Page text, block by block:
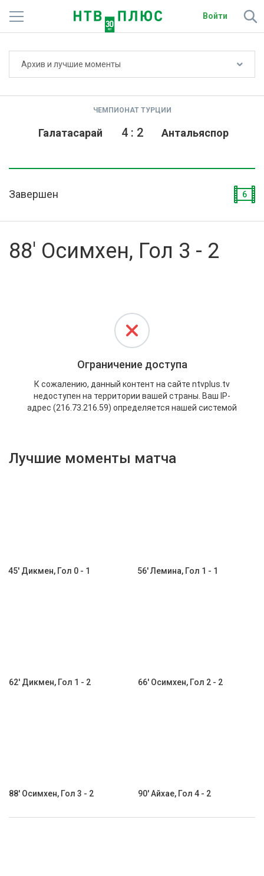
Войти
О сайте
Архив и лучшие моменты
ЧЕМПИОНАТ ТУРЦИИ
Галатасарай Антальяспор
4: 2
Завершен 6
88' Осимхен, Гол 3 - 2
Лучшие моменты матча
45' Дикмен, Гол 0 - 1 56' Лемина, Гол 1 - 1
62' Дикмен, Гол 1 - 2 66' Осимхен, Гол 2 - 2
88' Осимхен, Гол 3 - 2 90' Айхае, Гол 4 - 2